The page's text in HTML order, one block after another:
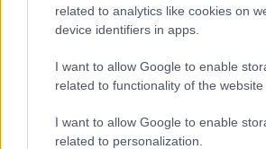
related to analytics like cookies on
device identifiers in apps.
I want to allow Google to enable
related to functionality of the website
I want to allow Google to enable
related to personalization.